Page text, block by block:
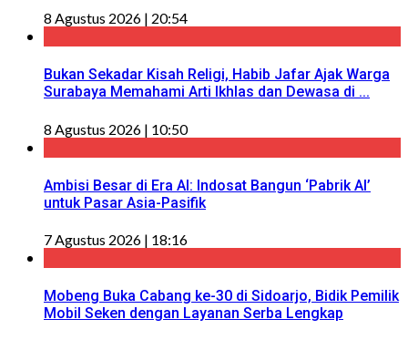
8 Agustus 2026 | 20:54
Bukan Sekadar Kisah Religi, Habib Jafar Ajak Warga
Surabaya Memahami Arti Ikhlas dan Dewasa di ...
8 Agustus 2026 | 10:50
Ambisi Besar di Era AI: Indosat Bangun ‘Pabrik AI’
untuk Pasar Asia-Pasifik
7 Agustus 2026 | 18:16
Mobeng Buka Cabang ke-30 di Sidoarjo, Bidik Pemilik
Mobil Seken dengan Layanan Serba Lengkap